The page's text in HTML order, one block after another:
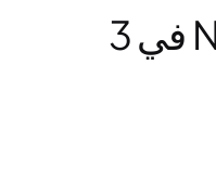
افتح حساب Neex في 3